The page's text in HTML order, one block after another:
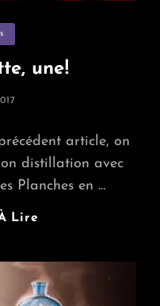
une!
article, on
distillation avec
Planches en …
LireEt
Une!